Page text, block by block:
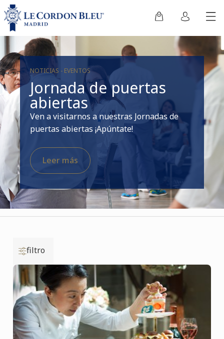
NOTICIAS - EVENTOS
Jornada de puertas
abiertas
Ven a visitarnos a nuestras Jornadas de
puertas abiertas ¡Apúntate!
Leer más
filtro